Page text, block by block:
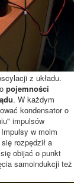
z układu.
pojemności
. W każdym
kondensator o
impulsów
w moim
rozpędził a
obijać o punkt
samoindukcji też